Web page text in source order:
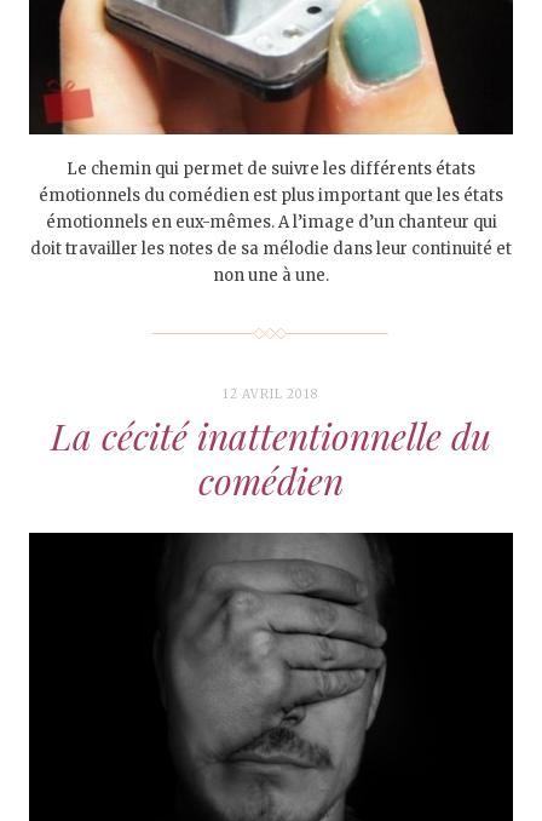
Le chemin qui permet de suivre les différents états
émotionnels du comédien est plus important que les états
émotionnels en eux-mêmes. A l’image d’un chanteur qui
doit travailler les notes de sa mélodie dans leur continuité et
non une à une.
12 AVRIL 2018
La cécité inattentionnelle du
comédien